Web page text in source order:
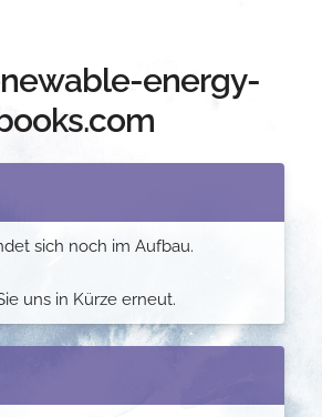
energy-
sich noch im Aufbau.
uns in Kürze erneut.